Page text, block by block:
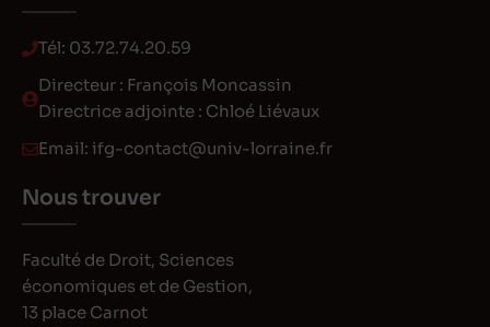
Tél: 03.72.74.20.59
Directeur : François Moncassin
Directrice adjointe : Chloé Liévaux
Email: ifg-contact@univ-lorraine.fr
Nous trouver
Faculté de Droit, Sciences
économiques et de Gestion,
13 place Carnot